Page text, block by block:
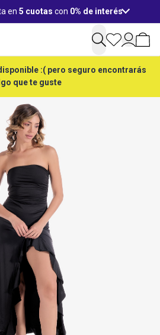
en 5 cuotas con 0% de interés
:( pero seguro encontrarás
que te guste